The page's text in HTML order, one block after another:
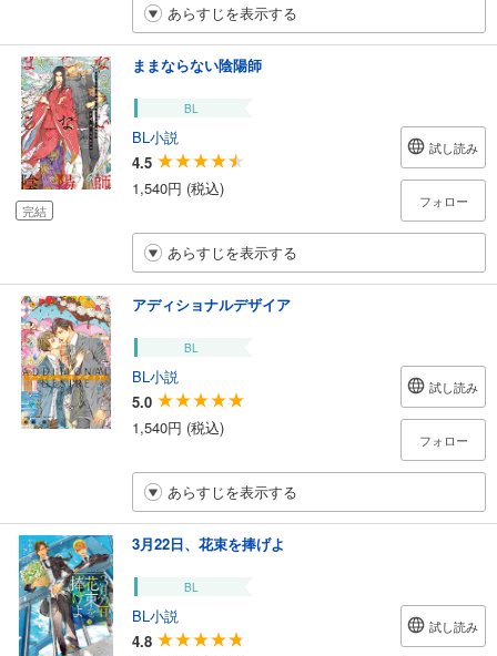
あらすじを表示する
完結
ままならない陰陽師
BL
BL小説
4.5
1,540円 (税込)
試し読み
フォロー
あらすじを表示する
アディショナルデザイア
BL
BL小説
5.0
1,540円 (税込)
試し読み
フォロー
あらすじを表示する
3月22日、花束を捧げよ
BL
BL小説
4.8
試し読み